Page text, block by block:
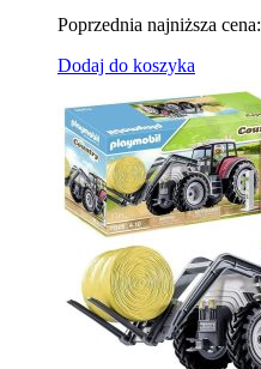
Poprzednia najniższa cena:
Dodaj do koszyka